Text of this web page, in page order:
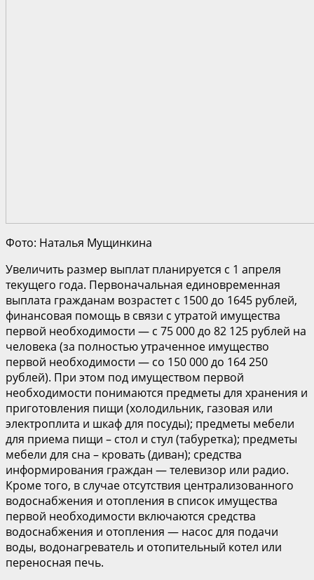
Фото: Наталья Мущинкина
Увеличить размер выплат планируется с 1 апреля
текущего года. Первоначальная единовременная
выплата гражданам возрастет с 1500 до 1645 рублей,
финансовая помощь в связи с утратой имущества
первой необходимости — с 75 000 до 82 125 рублей на
человека (за полностью утраченное имущество
первой необходимости — со 150 000 до 164 250
рублей). При этом под имуществом первой
необходимости понимаются предметы для хранения и
приготовления пищи (холодильник, газовая или
электроплита и шкаф для посуды); предметы мебели
для приема пищи – стол и стул (табуретка); предметы
мебели для сна – кровать (диван); средства
информирования граждан — телевизор или радио.
Кроме того, в случае отсутствия централизованного
водоснабжения и отопления в список имущества
первой необходимости включаются средства
водоснабжения и отопления — насос для подачи
воды, водонагреватель и отопительный котел или
переносная печь.